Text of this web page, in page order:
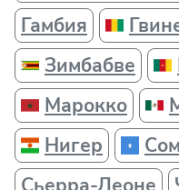
Гамбия
Зимбабве
Марокко
Нигер